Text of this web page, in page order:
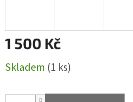
1 500 Kč
cena:
Skladem (1 ks)